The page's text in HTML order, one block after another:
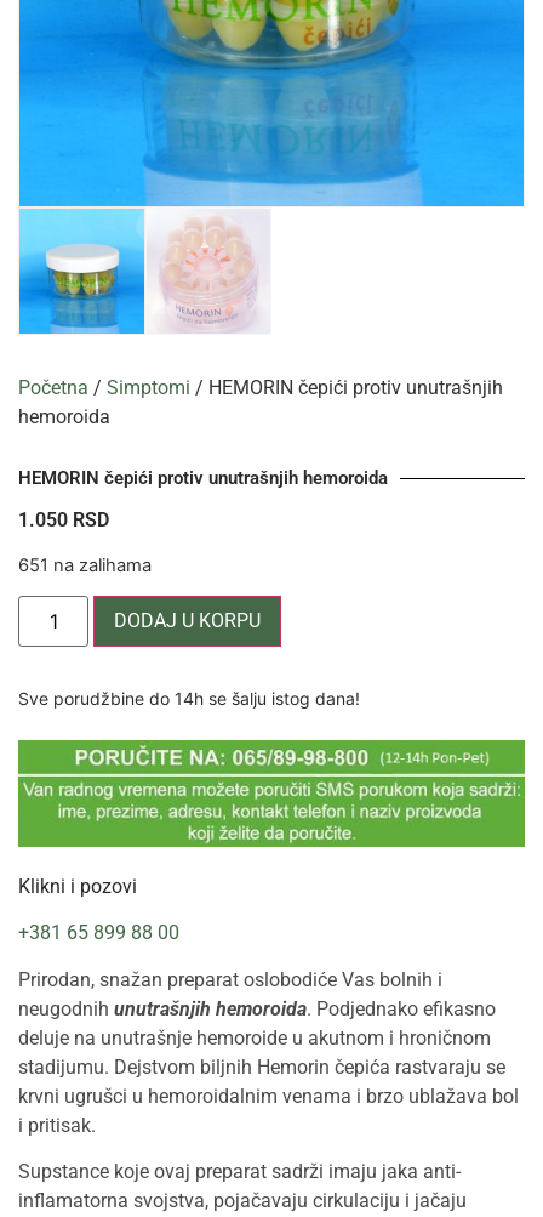
Početna / Simptomi / HEMORIN čepići protiv unutrašnjih
hemoroida
HEMORIN čepići protiv unutrašnjih hemoroida
1.050 RSD
651 na zalihama
DODAJ U KORPU
Sve porudžbine do 14h se šalju istog dana!
Klikni i pozovi
+381 65 899 88 00
Prirodan, snažan preparat oslobodiće Vas bolnih i
neugodnih unutrašnjih hemoroida. Podjednako efikasno
deluje na unutrašnje hemoroide u akutnom i hroničnom
stadijumu. Dejstvom biljnih Hemorin čepića rastvaraju se
krvni ugrušci u hemoroidalnim venama i brzo ublažava bol
i pritisak.
Supstance koje ovaj preparat sadrži imaju jaka anti-
inflamatorna svojstva, pojačavaju cirkulaciju i jačaju